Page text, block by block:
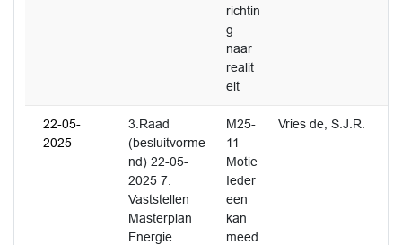
richtin
g
naar
realit
eit
22-05-
2025
3.Raad
(besluitvorme
nd) 22-05-
2025 7.
Vaststellen
Masterplan
Energie
M25-
11
Motie
Ieder
een
kan
meed
Vries de, S.J.R.